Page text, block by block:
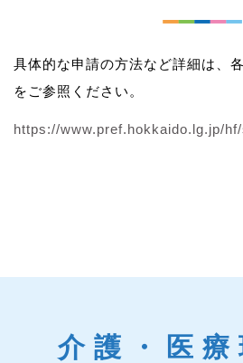
具体的な申請の方法など詳細は、
をご参照ください。
https://www.pref.hokkaido.lg.jp/
介護・医療